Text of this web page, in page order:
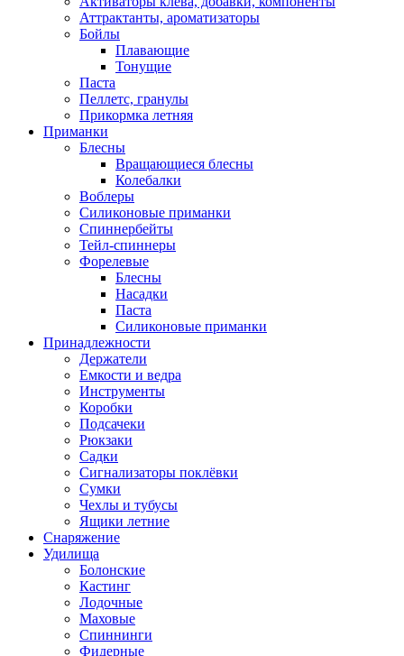
Аттрактанты, ароматизаторы
Бойлы
Плавающие
Тонущие
Паста
Пеллетс, гранулы
Прикормка летняя
Приманки
Блесны
Вращающиеся блесны
Колебалки
Воблеры
Силиконовые приманки
Спиннербейты
Тейл-спиннеры
Форелевые
Блесны
Насадки
Паста
Силиконовые приманки
Принадлежности
Держатели
Емкости и ведра
Инструменты
Коробки
Подсачеки
Рюкзаки
Садки
Сигнализаторы поклёвки
Сумки
Чехлы и тубусы
Ящики летние
Снаряжение
Удилища
Болонские
Кастинг
Лодочные
Маховые
Спиннинги
Фидерные